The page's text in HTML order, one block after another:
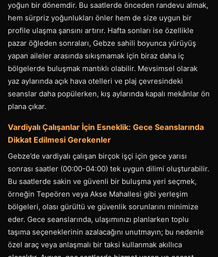
yoğun bir dönemdir. Bu saatlerde önceden randevu almak,
hem sürpriz yoğunlukları önler hem de size uygun bir
profile ulaşma şansını artırır. Hafta sonları ise özellikle
pazar öğleden sonraları, Gebze sahili boyunca yürüyüş
yapan aileler arasında sıkışmamak için biraz daha iç
bölgelerde buluşmak mantıklı olabilir. Mevsimsel olarak
yaz aylarında açık hava otelleri ve plaj çevresindeki
seanslar daha popülerken, kış aylarında kapalı mekânlar ön
plana çıkar.
Vardiyalı Çalışanlar İçin Esneklik: Gece Seanslarında
Dikkat Edilmesi Gerekenler
Gebze’de vardiyalı çalışan birçok işçi için gece yarısı
sonrası saatler (00:00-04:00) tek uygun dilimi oluşturabilir.
Bu saatlerde sakin ve güvenli bir buluşma yeri seçmek,
örneğin Tepeören veya Akse Mahallesi gibi yerleşim
bölgeleri, olası gürültü ve güvenlik sorunlarını minimize
eder. Gece seanslarında, ulaşımınızı planlarken toplu
taşıma seçeneklerinin azalacağını unutmayın; bu nedenle
özel araç veya anlaşmalı bir taksi kullanmak akıllıca